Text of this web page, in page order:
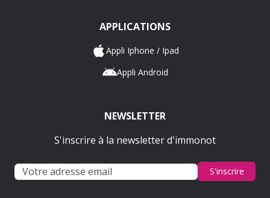
APPLICATIONS
Appli Iphone / Ipad
Appli Android
NEWSLETTER
S'inscrire à la newsletter d'immonot
S'inscrire